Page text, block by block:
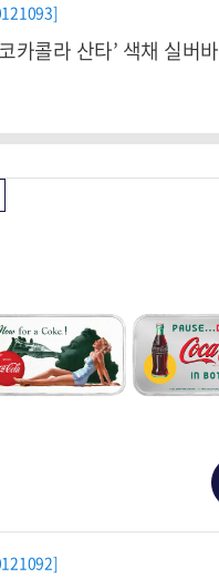
카콜라 산타’ 색채 실버바